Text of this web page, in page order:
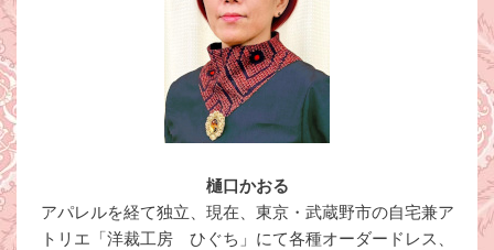
樋口かおる
アパレルを経て独立、現在、東京・武蔵野市の自宅兼ア
トリエ「洋裁工房 ひぐち」にて各種オーダードレス、